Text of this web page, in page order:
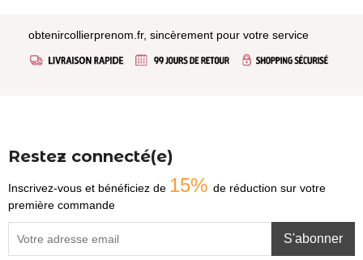
obtenircollierprenom.fr, sincèrement pour votre service
Restez connecté(e)
Inscrivez-vous et bénéficiez de 15% de réduction sur votre
première commande
S'abonner